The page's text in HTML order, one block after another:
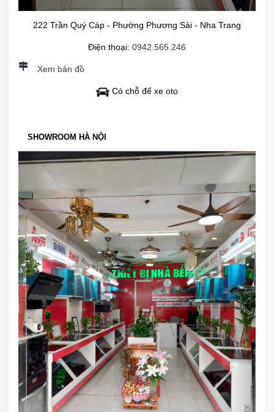
222 Trần Quý Cáp - Phường Phương Sài - Nha Trang
Điện thoại: 0942.565.246
Xem bản đồ
Có chỗ để xe oto
SHOWROOM HÀ NỘI